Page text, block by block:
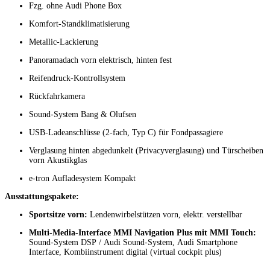
Fzg. ohne Audi Phone Box
Komfort-Standklimatisierung
Metallic-Lackierung
Panoramadach vorn elektrisch, hinten fest
Reifendruck-Kontrollsystem
Rückfahrkamera
Sound-System Bang & Olufsen
USB-Ladeanschlüsse (2-fach, Typ C) für Fondpassagiere
Verglasung hinten abgedunkelt (Privacyverglasung) und Türscheiben
vorn Akustikglas
e-tron Aufladesystem Kompakt
Ausstattungspakete:
Sportsitze vorn: Lendenwirbelstützen vorn, elektr. verstellbar
Multi-Media-Interface MMI Navigation Plus mit MMI Touch:
Sound-System DSP / Audi Sound-System, Audi Smartphone
Interface, Kombiinstrument digital (virtual cockpit plus)